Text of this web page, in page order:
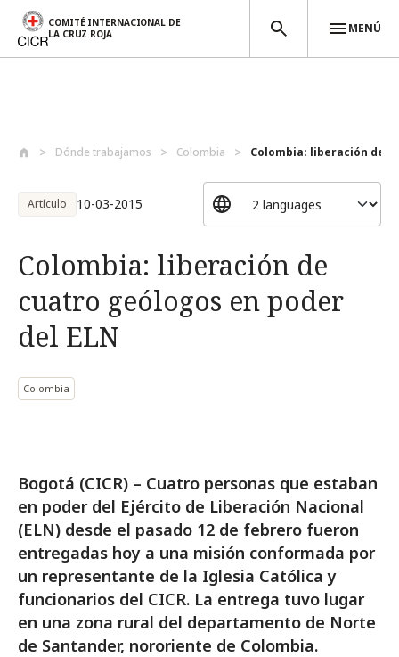
COMITÉ INTERNACIONAL DE
LA CRUZ ROJA
MENÚ
Dónde trabajamos Colombia Colombia: liberación de
Artículo 10-03-2015
Colombia: liberación de
cuatro geólogos en poder
del ELN
Colombia
Bogotá (CICR) – Cuatro personas que estaban
en poder del Ejército de Liberación Nacional
(ELN) desde el pasado 12 de febrero fueron
entregadas hoy a una misión conformada por
un representante de la Iglesia Católica y
funcionarios del CICR. La entrega tuvo lugar
en una zona rural del departamento de Norte
de Santander, nororiente de Colombia.